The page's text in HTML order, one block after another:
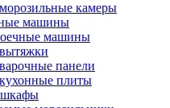
камеры
машины
машины
панели
плиты